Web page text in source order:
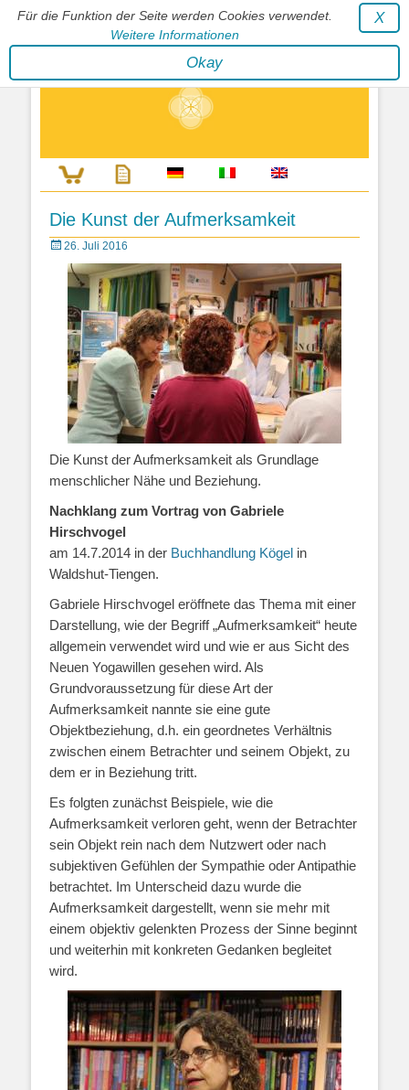
Für die Funktion der Seite werden Cookies verwendet.
Weitere Informationen
X
Okay
Stephan Wunderlich Verlag
Literatur zur Förderung der Gestaltfähigkeit des Lebens
Die Kunst der Aufmerksamkeit
Posted
26. Juli 2016
Die Kunst der Aufmerksamkeit als Grundlage
menschlicher Nähe und Beziehung.
Nachklang zum Vortrag von Gabriele
Hirschvogel
am 14.7.2014 in der Buchhandlung Kögel in
Waldshut-Tiengen.
Gabriele Hirschvogel eröffnete das Thema mit einer
Darstellung, wie der Begriff „Aufmerksamkeit“ heute
allgemein verwendet wird und wie er aus Sicht des
Neuen Yogawillen gesehen wird. Als
Grundvoraussetzung für diese Art der
Aufmerksamkeit nannte sie eine gute
Objektbeziehung, d.h. ein geordnetes Verhältnis
zwischen einem Betrachter und seinem Objekt, zu
dem er in Beziehung tritt.
Es folgten zunächst Beispiele, wie die
Aufmerksamkeit verloren geht, wenn der Betrachter
sein Objekt rein nach dem Nutzwert oder nach
subjektiven Gefühlen der Sympathie oder Antipathie
betrachtet. Im Unterscheid dazu wurde die
Aufmerksamkeit dargestellt, wenn sie mehr mit
einem objektiv gelenkten Prozess der Sinne beginnt
und weiterhin mit konkreten Gedanken begleitet
wird.